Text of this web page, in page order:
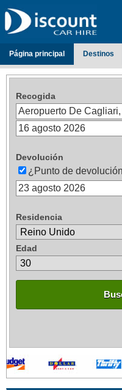
Página principal Destinos
Recogida
Devolución
¿Punto de
Residencia
Edad